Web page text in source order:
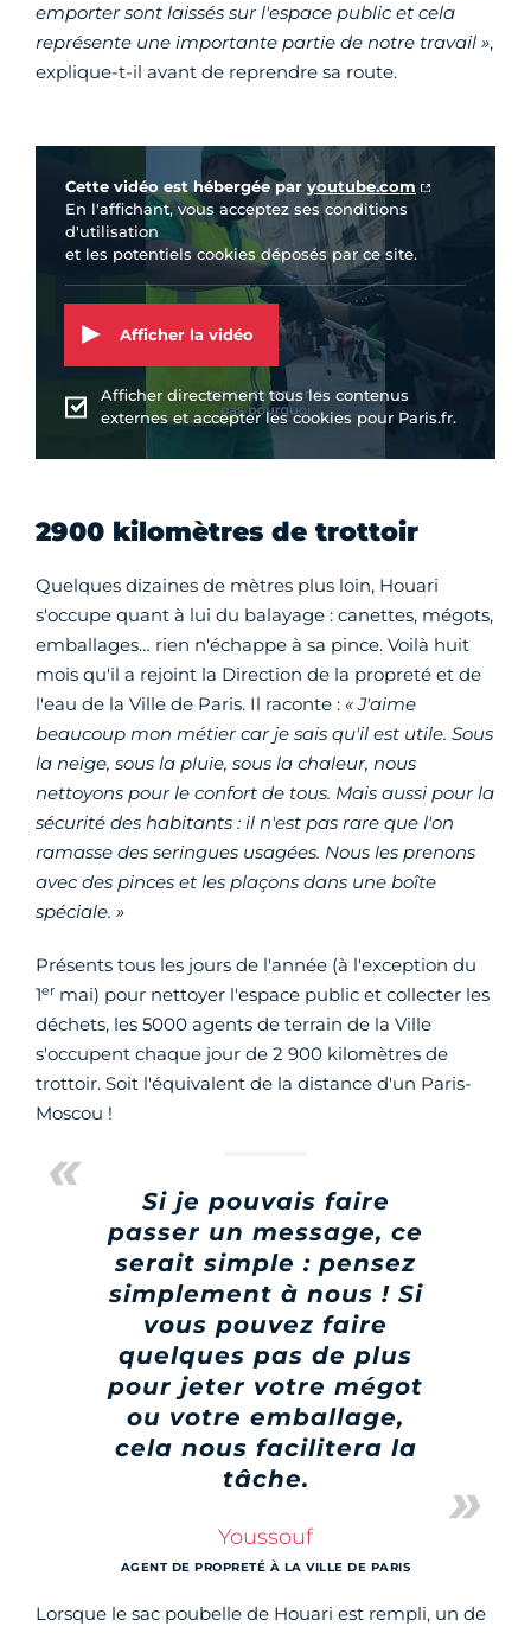
emporter sont laissés sur l'espace public et cela
représente une importante partie de notre travail »,
explique-t-il avant de reprendre sa route.
Cette vidéo est hébergée par youtube.com
En l'affichant, vous acceptez ses conditions
d'utilisation
et les potentiels cookies déposés par ce site.
Afficher la vidéo
Afficher directement tous les contenus
externes et accepter les cookies pour Paris.fr.
2900 kilomètres de trottoir
Quelques dizaines de mètres plus loin, Houari
s'occupe quant à lui du balayage : canettes, mégots,
emballages… rien n'échappe à sa pince. Voilà huit
mois qu'il a rejoint la Direction de la propreté et de
l'eau de la Ville de Paris. Il raconte : « J'aime
beaucoup mon métier car je sais qu'il est utile. Sous
la neige, sous la pluie, sous la chaleur, nous
nettoyons pour le confort de tous. Mais aussi pour la
sécurité des habitants : il n'est pas rare que l'on
ramasse des seringues usagées. Nous les prenons
avec des pinces et les plaçons dans une boîte
spéciale. »
Présents tous les jours de l'année (à l'exception du
1er mai) pour nettoyer l'espace public et collecter les
déchets, les 5000 agents de terrain de la Ville
s'occupent chaque jour de 2 900 kilomètres de
trottoir. Soit l'équivalent de la distance d'un Paris-
Moscou !
Si je pouvais faire
passer un message, ce
serait simple : pensez
simplement à nous ! Si
vous pouvez faire
quelques pas de plus
pour jeter votre mégot
ou votre emballage,
cela nous facilitera la
tâche.
Youssouf
AGENT DE PROPRETÉ À LA VILLE DE PARIS
Lorsque le sac poubelle de Houari est rempli, un de